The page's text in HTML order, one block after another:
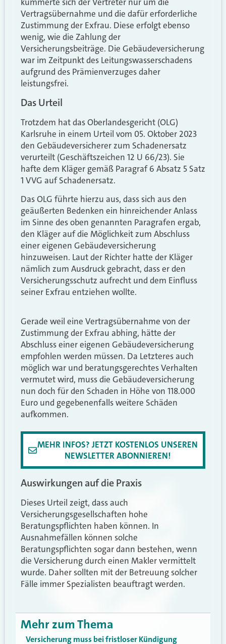
Vertragsübernahme und die dafür erforderliche
Zustimmung der Exfrau. Diese erfolgt ebenso
wenig, wie die Zahlung der
Versicherungsbeiträge. Die Gebäudeversicherung
war im Zeitpunkt des Leitungswasserschadens
aufgrund des Prämienverzuges daher
leistungsfrei.
Das Urteil
Trotzdem hat das Oberlandesgericht (OLG)
Karlsruhe in einem Urteil vom 05. Oktober 2023
den Gebäudeversicherer zum Schadenersatz
verurteilt (Geschäftszeichen 12 U 66/23). Sie
hafte dem Kläger gemäß Paragraf 6 Absatz 5 Satz
1 VVG auf Schadenersatz.
Das OLG führte hierzu aus, dass sich aus den
geäußerten Bedenken ein hinreichender Anlass
im Sinne des oben genannten Paragrafen ergab,
den Kläger auf die Möglichkeit zum Abschluss
einer eigenen Gebäudeversicherung
hinzuweisen. Laut der Richter hatte der Kläger
nämlich zum Ausdruck gebracht, dass er den
Versicherungsschutz aufrecht und dem Einfluss
seiner Exfrau entziehen wollte.
Gerade weil eine Vertragsübernahme von der
Zustimmung der Exfrau abhing, hätte der
Abschluss einer eigenen Gebäudeversicherung
empfohlen werden müssen. Da Letzteres auch
möglich war und beratungsgerechtes Verhalten
vermutet wird, muss die Gebäudeversicherung
nun doch für den Schaden in Höhe von 118.000
Euro und gegebenenfalls weitere Schäden
aufkommen.
MEHR INFOS? JETZT KOSTENLOS UNSEREN
NEWSLETTER ABONNIEREN!
Auswirkungen auf die Praxis
Dieses Urteil zeigt, dass auch
Versicherungsgesellschaften hohe
Beratungspflichten haben können. In
Ausnahmefällen können solche
Beratungspflichten sogar dann bestehen, wenn
die Versicherung durch einen Makler vermittelt
wurde. Daher sollten mit der Betreuung solcher
Fälle immer Spezialisten beauftragt werden.
Mehr zum Thema
Versicherung muss bei fristloser Kündigung